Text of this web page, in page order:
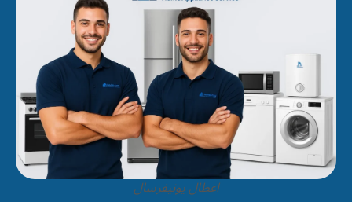
اعطال يونيفرسال